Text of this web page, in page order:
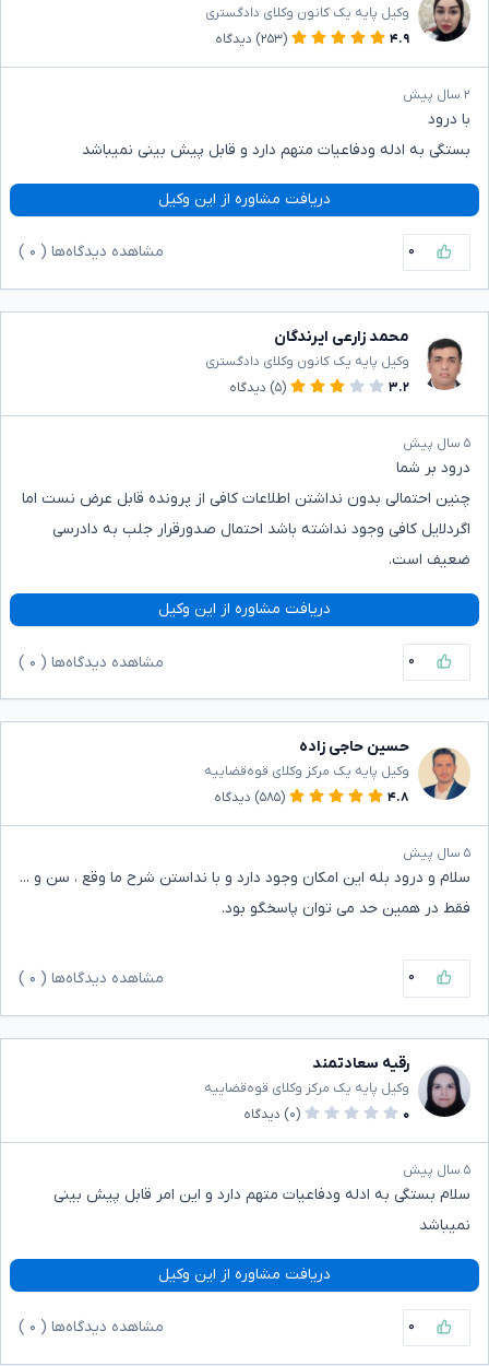
وکیل پایه یک کانون وکلای دادگستری
۴.۹
(۲۵۳) دیدگاه
۲ سال پیش
با درود
بستگی به ادله ودفاعیات متهم دارد و قابل پیش بینی نمیباشد
دریافت مشاوره از این وکیل
۰ مشاهده دیدگاه‌ها ( ۰
محمد زارعی ایرندگان
وکیل پایه یک کانون وکلای دادگستری
۳.۲
(۵) دیدگاه
۵ سال پیش
درود بر شما
چنین احتمالی بدون نداشتن اطلاعات کافی از پرونده قابل عرض نست اما
اگردلایل کافی وجود نداشته باشد احتمال صدورقرار جلب به دادرسی
ضعیف است.
دریافت مشاوره از این وکیل
۰ مشاهده دیدگاه‌ها ( ۰
حسین حاجی زاده
وکیل پایه یک مرکز وکلای قوه‌قضاییه
۴.۸
(۵۸۵) دیدگاه
۵ سال پیش
سلام و درود بله این امکان وجود دارد و با نداستن شرح ما وقع ، سن و ...
فقط در همین حد می توان پاسخگو بود.
۰ مشاهده دیدگاه‌ها ( ۰
رقیه سعادتمند
وکیل پایه یک مرکز وکلای قوه‌قضاییه
۰
(۰) دیدگاه
۵ سال پیش
سلام بستگی به ادله ودفاعیات متهم دارد و این امر قابل پیش بینی
نمیباشد
دریافت مشاوره از این وکیل
۰ مشاهده دیدگاه‌ها ( ۰